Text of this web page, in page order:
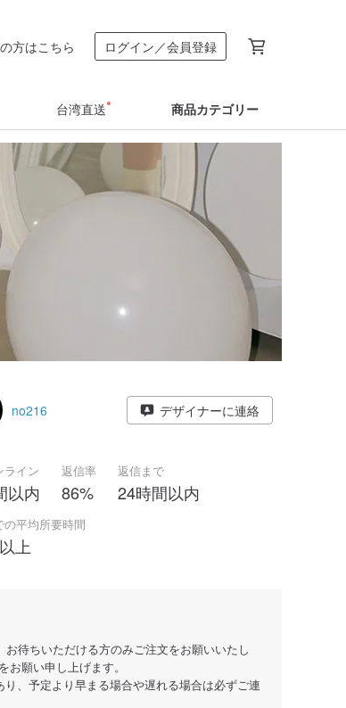
方はこちら ログイン／会員登録
台湾直送 商品カテゴリー
no216 デザイナーに連絡
ライン
以内
返信率
86%
返信まで
24時間以内
の平均所要時間
上
待ちいただける方のみご注文をお願いいたし
願い申し上げます。
、予定より早まる場合や遅れる場合は必ずご連